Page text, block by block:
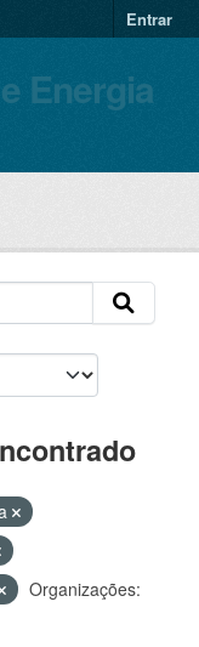
Entrar
Energia
Organizações: